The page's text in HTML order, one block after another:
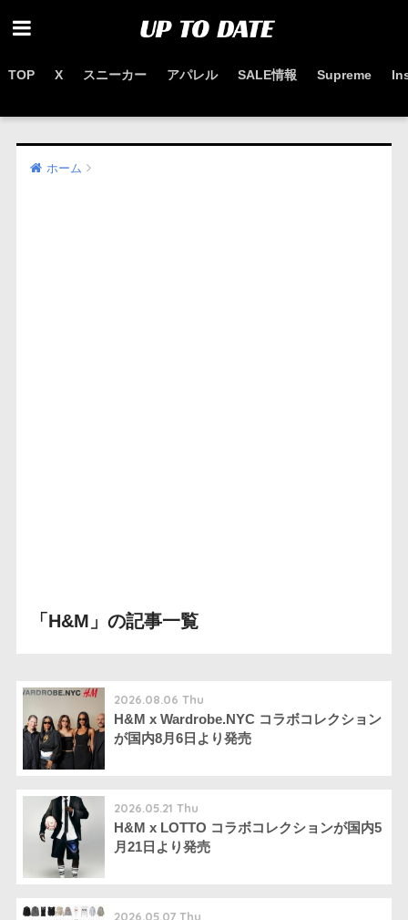
TOP X スニーカー アパレル SALE情報 Supreme
ホーム
「H&M」の記事一覧
2026.08.06 Thu
H&M x Wardrobe.NYC コラボコレクション
が国内8月6日より発売
2026.05.21 Thu
H&M x LOTTO コラボコレクションが国内5
月21日より発売
2026.05.07 Thu